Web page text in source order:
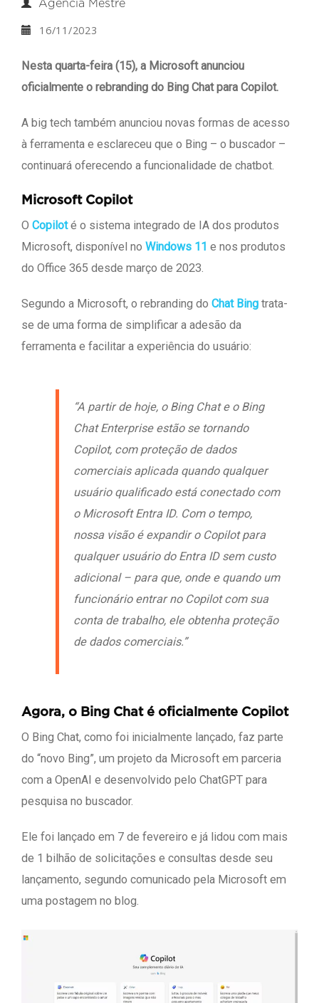
Agência Mestre
16/11/2023
Nesta quarta-feira (15), a Microsoft anunciou
oficialmente o rebranding do Bing Chat para Copilot.
A big tech também anunciou novas formas de acesso
à ferramenta e esclareceu que o Bing – o buscador –
continuará oferecendo a funcionalidade de chatbot.
Microsoft Copilot
O Copiloté o sistema integrado de IA dos produtos
Microsoft, disponível no Windows 11 e nos produtos
do Office 365 desde março de 2023.
Segundo a Microsoft, o rebranding do Chat Bing trata-
se de uma forma de simplificar a adesão da
ferramenta e facilitar a experiência do usuário:
“A partir de hoje, o Bing Chat e o Bing
Chat Enterprise estão se tornando
Copilot, com proteção de dados
comerciais aplicada quando qualquer
usuário qualificado está conectado com
o Microsoft Entra ID. Com o tempo,
nossa visão é expandir o Copilot para
qualquer usuário do Entra ID sem custo
adicional – para que, onde e quando um
funcionário entrar no Copilot com sua
conta de trabalho, ele obtenha proteção
de dados comerciais.”
Agora, o Bing Chat é oficialmente Copilot
O Bing Chat, como foi inicialmente lançado, faz parte
do “novo Bing”, um projeto da Microsoft em parceria
com a OpenAI e desenvolvido pelo ChatGPT para
pesquisa no buscador.
Ele foi lançado em 7 de fevereiro e já lidou com mais
de 1 bilhão de solicitações e consultas desde seu
lançamento, segundo comunicado pela Microsoft em
uma postagem no blog.